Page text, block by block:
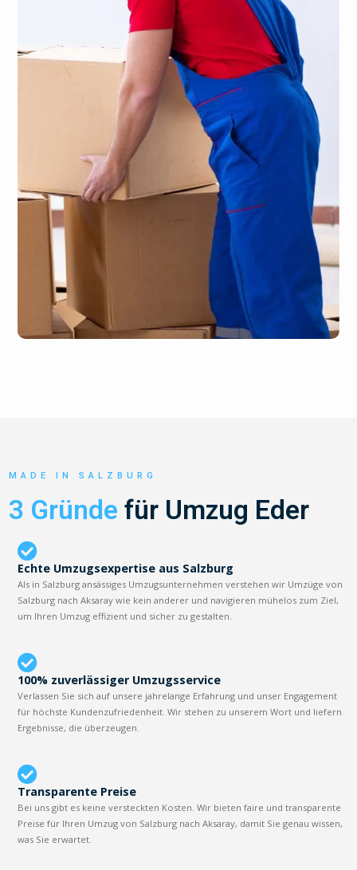
MADE IN SALZBURG
3 Gründe für Umzug Eder
Echte Umzugsexpertise aus Salzburg
Als in Salzburg ansässiges Umzugsunternehmen verstehen wir Umzüge von
Salzburg nach Aksaray wie kein anderer und navigieren mühelos zum Ziel,
um Ihren Umzug effizient und sicher zu gestalten.
100% zuverlässiger Umzugsservice
Verlassen Sie sich auf unsere jahrelange Erfahrung und unser Engagement
für höchste Kundenzufriedenheit. Wir stehen zu unserem Wort und liefern
Ergebnisse, die überzeugen.
Transparente Preise
Bei uns gibt es keine versteckten Kosten. Wir bieten faire und transparente
Preise für Ihren Umzug von Salzburg nach Aksaray, damit Sie genau wissen,
was Sie erwartet.